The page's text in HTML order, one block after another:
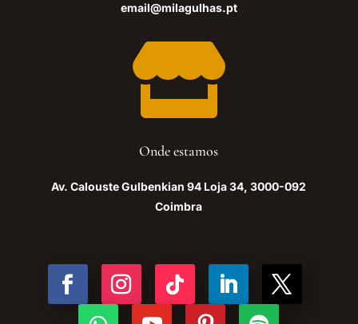
email@milagulhas.pt

Onde estamos
Av. Calouste Gulbenkian 94 Loja 34, 3000-092
Coimbra